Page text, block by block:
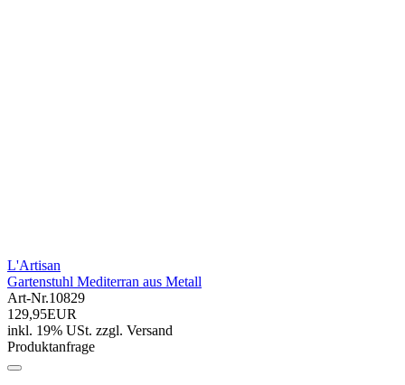
L'Artisan
Gartenstuhl Mediterran aus Metall
Art-Nr.10829
129,95EUR
inkl. 19% USt. zzgl. Versand
Produktanfrage